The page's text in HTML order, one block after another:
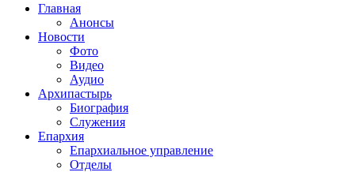
Главная
Анонсы
Новости
Фото
Видео
Аудио
Архипастырь
Биография
Служения
Епархия
Епархиальное управление
Отделы